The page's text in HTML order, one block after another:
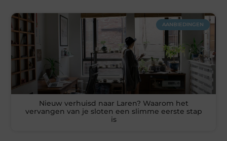
AANBIEDINGEN
Nieuw verhuisd naar Laren? Waarom het
vervangen van je sloten een slimme eerste stap
is